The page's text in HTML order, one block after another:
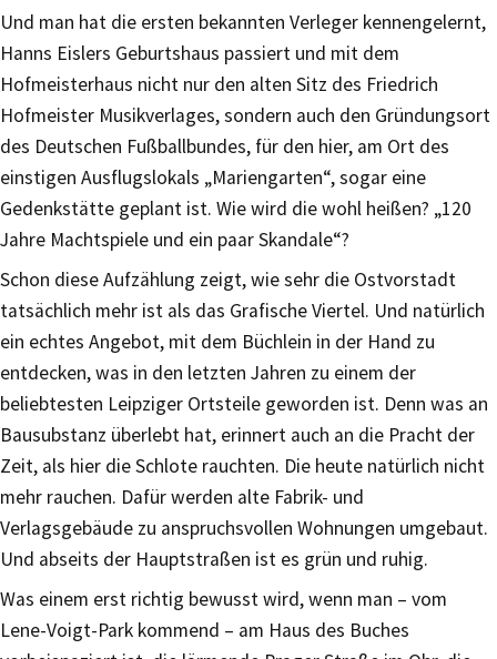
Und man hat die ersten bekannten Verleger kennengelernt,
Hanns Eislers Geburtshaus passiert und mit dem
Hofmeisterhaus nicht nur den alten Sitz des Friedrich
Hofmeister Musikverlages, sondern auch den Gründungsort
des Deutschen Fußballbundes, für den hier, am Ort des
einstigen Ausflugslokals „Mariengarten“, sogar eine
Gedenkstätte geplant ist. Wie wird die wohl heißen? „120
Jahre Machtspiele und ein paar Skandale“?
Schon diese Aufzählung zeigt, wie sehr die Ostvorstadt
tatsächlich mehr ist als das Grafische Viertel. Und natürlich
ein echtes Angebot, mit dem Büchlein in der Hand zu
entdecken, was in den letzten Jahren zu einem der
beliebtesten Leipziger Ortsteile geworden ist. Denn was an
Bausubstanz überlebt hat, erinnert auch an die Pracht der
Zeit, als hier die Schlote rauchten. Die heute natürlich nicht
mehr rauchen. Dafür werden alte Fabrik- und
Verlagsgebäude zu anspruchsvollen Wohnungen umgebaut.
Und abseits der Hauptstraßen ist es grün und ruhig.
Was einem erst richtig bewusst wird, wenn man – vom
Lene-Voigt-Park kommend – am Haus des Buches